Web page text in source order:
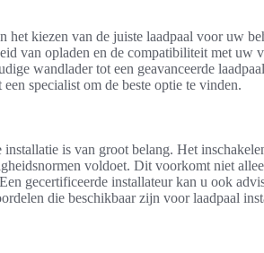
het kiezen van de juiste laadpaal voor uw
van opladen en de compatibiliteit met uw
wandlader tot een geavanceerde
specialist om de beste optie te vinden.
is van groot belang. Het
voldoet. Dit voorkomt niet
gecertificeerde installateur kan u ook
die beschikbaar zijn voor laadpaal